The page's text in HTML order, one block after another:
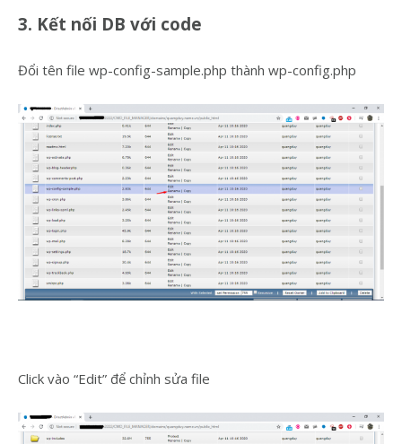
3. Kết nối DB với code
Đổi tên file wp-config-sample.php thành wp-config.php
Click vào “Edit” để chỉnh sửa file